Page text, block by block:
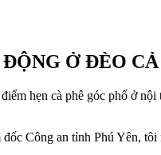
Ở ĐÈO CẢ
hẹn cà phê góc phố ở
Công an tỉnh Phú Yên,